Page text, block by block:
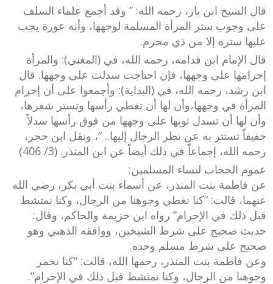
قال الشيخ ابن باز، رحمه الله: ” وقد أجمع علماء السلف
على وجوب ستر المرأة المسلمة لوجهها، وأنه عورة يجب
عليها ستره إلا من ذي محرم.
قال الإمام ابن قدامه، رحمه الله، في (المغني): والمرأة
إحرامها على وجهها، فإن احتاجت سدلت على وجهها. قال
ابن رشد، رحمه الله، في (البداية): وأجمعوا على أن إحرام
المرأة في وجهها،وأن لها أن تغطي رأسها وتستر شعرها،
وأن لها أن تسدل ثوبها على وجهها من فوق رأسها سدلاً
خفيفاً تستتر به عن نظر الرجال إليها.. “، ونقل ابن حجر،
رحمه الله، إجماعاً في ذلك أيضاً عن ابن المنذر. (3/ 406)
عموم الحجاب لنساء المسلمين:
عن فاطمة بنت المنذر، عن أسماء بنت أبي بكر، رضي الله
عنهما، قالت: “كنا نغطي وجوهنا من الرجال، وكنا نمتشط
قبل ذلك في الإحرام” رواه ابن خزيمة والحاكم، وقال:
حديث صحيح على شرط الشيخين، ووافقه الذهبي وهو
صحيح على شرط مسلم وحده.
وعن فاطمة بنت المنذر، رحمها الله، قالت: “كنا نخمر
وجوهنا من الرجال، وكنا نمتشط قبل ذلك في الإحرام”.